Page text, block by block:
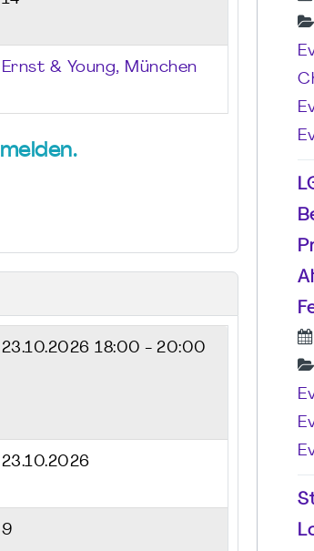
Ernst & Young, München
23.10.202618:00 - 20:00
23.10.2026
9